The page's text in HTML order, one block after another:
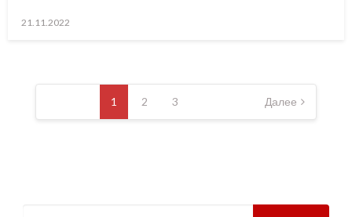
Posted
21.11.2022
Навигация
записям
1 2 3 Далее